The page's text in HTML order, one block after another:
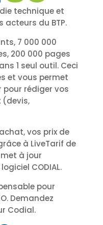
technique et
du BTP.
7 000 000
200 000 pages
1 seul outil. Ceci
et vous permet
pour rédiger vos
(devis,
vos prix de
à LiveTarif de
à jour
CODIAL.
pour
Demandez
Codial.